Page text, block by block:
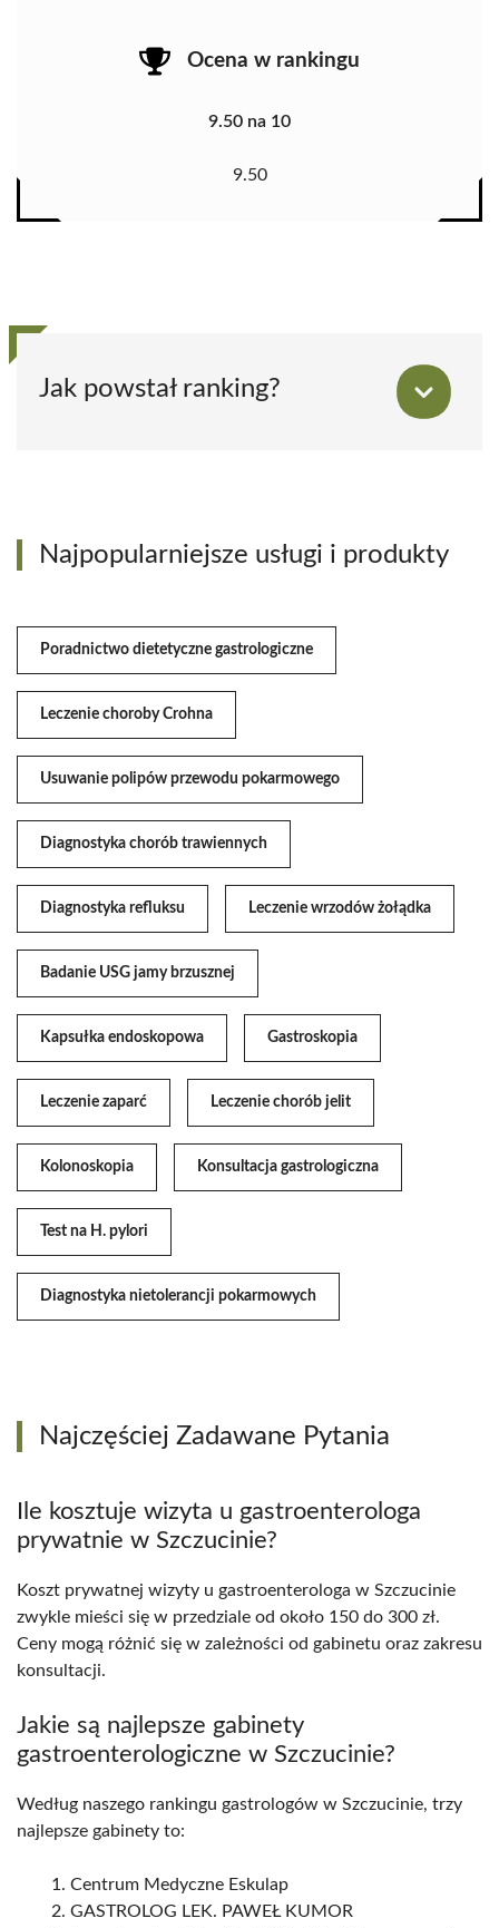
Ocena w rankingu
9.50 na 10
9.50
Jak powstał ranking?
Najpopularniejsze usługi i produkty
Poradnictwo dietetyczne gastrologiczne
Leczenie choroby Crohna
Usuwanie polipów przewodu pokarmowego
Diagnostyka chorób trawiennych
Diagnostyka refluksu Leczenie wrzodów żołądka
Badanie USG jamy brzusznej
Kapsułka endoskopowa Gastroskopia
Leczenie zaparć Leczenie chorób jelit
Kolonoskopia Konsultacja gastrologiczna
Test na H. pylori
Diagnostyka nietolerancji pokarmowych
Najczęściej Zadawane Pytania
Ile kosztuje wizyta u gastroenterologa
prywatnie w Szczucinie?
Koszt prywatnej wizyty u gastroenterologa w Szczucinie
zwykle mieści się w przedziale od około 150 do 300 zł.
Ceny mogą różnić się w zależności od gabinetu oraz zakresu
konsultacji.
Jakie są najlepsze gabinety
gastroenterologiczne w Szczucinie?
Według naszego rankingu gastrologów w Szczucinie, trzy
najlepsze gabinety to:
Centrum Medyczne Eskulap
GASTROLOG LEK. PAWEŁ KUMOR